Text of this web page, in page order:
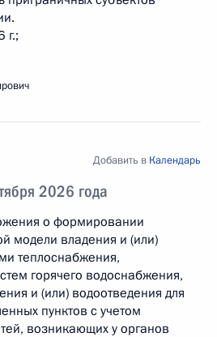
г.;
2026 года
Добавить в Календарь
о формировании
модели владения и (или)
теплоснабжения,
горячего водоснабжения,
и (или) водоотведения для
пунктов с учетом
возникающих у органов